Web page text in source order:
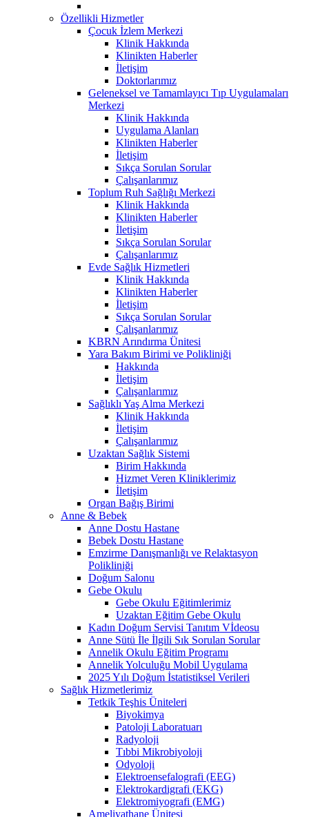
Özellikli Hizmetler
Çocuk İzlem Merkezi
Klinik Hakkında
Klinikten Haberler
İletişim
Doktorlarımız
Geleneksel ve Tamamlayıcı Tıp Uygulamaları
Merkezi
Klinik Hakkında
Uygulama Alanları
Klinikten Haberler
İletişim
Sıkça Sorulan Sorular
Çalışanlarımız
Toplum Ruh Sağlığı Merkezi
Klinik Hakkında
Klinikten Haberler
İletişim
Sıkça Sorulan Sorular
Çalışanlarımız
Evde Sağlık Hizmetleri
Klinik Hakkında
Klinikten Haberler
İletişim
Sıkça Sorulan Sorular
Çalışanlarımız
KBRN Arındırma Ünitesi
Yara Bakım Birimi ve Polikliniği
Hakkında
İletişim
Çalışanlarımız
Sağlıklı Yaş Alma Merkezi
Klinik Hakkında
İletişim
Çalışanlarımız
Uzaktan Sağlık Sistemi
Birim Hakkında
Hizmet Veren Kliniklerimiz
İletişim
Organ Bağış Birimi
Anne & Bebek
Anne Dostu Hastane
Bebek Dostu Hastane
Emzirme Danışmanlığı ve Relaktasyon
Polikliniği
Doğum Salonu
Gebe Okulu
Gebe Okulu Eğitimlerimiz
Uzaktan Eğitim Gebe Okulu
Kadın Doğum Servisi Tanıtım Vİdeosu
Anne Sütü İle İlgili Sık Sorulan Sorular
Annelik Okulu Eğitim Programı
Annelik Yolculuğu Mobil Uygulama
2025 Yılı Doğum İstatistiksel Verileri
Sağlık Hizmetlerimiz
Tetkik Teşhis Üniteleri
Biyokimya
Patoloji Laboratuarı
Radyoloji
Tıbbi Mikrobiyoloji
Odyoloji
Elektroensefalografi (EEG)
Elektrokardigrafi (EKG)
Elektromiyografi (EMG)
Ameliyathane Ünitesi